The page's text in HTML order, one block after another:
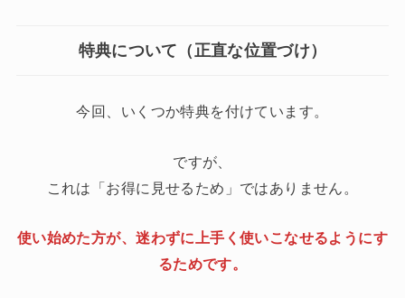
特典について（正直な位置づけ）
今回、いくつか特典を付けています。
ですが、
これは「お得に見せるため」ではありません。
使い始めた方が、迷わずに上手く使いこなせるようにす
るためです。